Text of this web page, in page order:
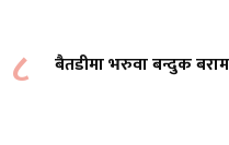
८ बैतडीमा भरुवा बन्दुक